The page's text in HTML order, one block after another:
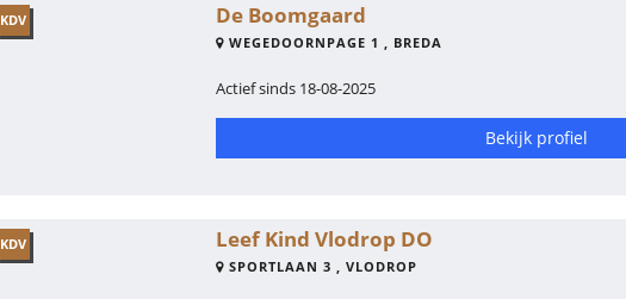
KDV De Boomgaard
WEGEDOORNPAGE 1 , BREDA
Actief sinds 18-08-2025
Bekijk profiel
KDV Leef Kind Vlodrop DO
SPORTLAAN 3 , VLODROP